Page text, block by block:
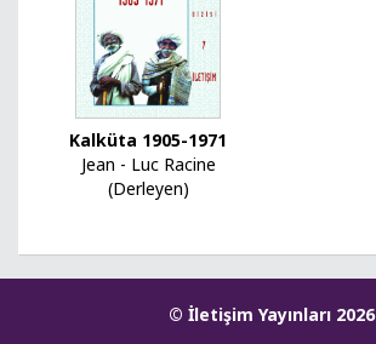
Kalküta 1905-1971
Jean - Luc Racine
(Derleyen)
© İletişim Yayınları 2026